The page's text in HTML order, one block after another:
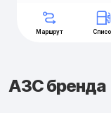
АЗС бренда